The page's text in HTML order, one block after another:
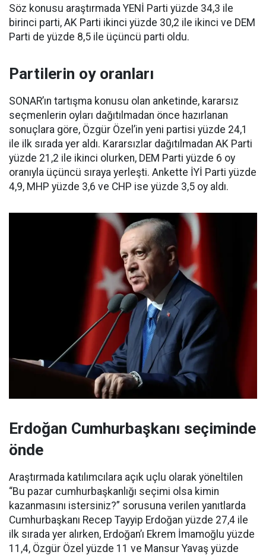
Söz konusu araştırmada YENİ Parti yüzde 34,3 ile
birinci parti, AK Parti ikinci yüzde 30,2 ile ikinci ve DEM
Parti de yüzde 8,5 ile üçüncü parti oldu.
Partilerin oy oranları
SONAR’ın tartışma konusu olan anketinde, kararsız
seçmenlerin oyları dağıtılmadan önce hazırlanan
sonuçlara göre, Özgür Özel’in yeni partisi yüzde 24,1
ile ilk sırada yer aldı. Kararsızlar dağıtılmadan AK Parti
yüzde 21,2 ile ikinci olurken, DEM Parti yüzde 6 oy
oranıyla üçüncü sıraya yerleşti. Ankette İYİ Parti yüzde
4,9, MHP yüzde 3,6 ve CHP ise yüzde 3,5 oy aldı.
Erdoğan Cumhurbaşkanı seçiminde
önde
Araştırmada katılımcılara açık uçlu olarak yöneltilen
“Bu pazar cumhurbaşkanlığı seçimi olsa kimin
kazanmasını istersiniz?” sorusuna verilen yanıtlarda
Cumhurbaşkanı Recep Tayyip Erdoğan yüzde 27,4 ile
ilk sırada yer alırken, Erdoğan’ı Ekrem İmamoğlu yüzde
11,4, Özgür Özel yüzde 11 ve Mansur Yavaş yüzde